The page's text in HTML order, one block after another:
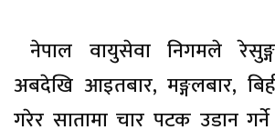
नेपाल वायुसेवा निगमले
अबदेखि आइतबार, मङ्गलबार,
गरेर सातामा चार पटक उडान